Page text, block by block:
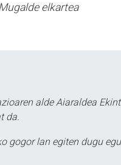
elkartea
alde Aiaraldea
da.
gogor lan egiten dugu